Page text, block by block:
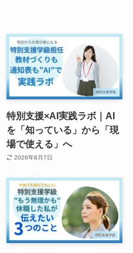
特別支援×AI実践ラボ｜AI
を「知っている」から「現
場で使える」へ
2026年8月7日